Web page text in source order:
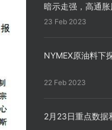
暗示走强，高通
23 Feb 2023
NYMEX原油料下
22 Feb 2023
2月23日重点数据